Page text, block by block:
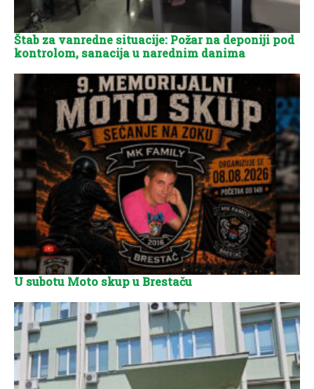
Štab za vanredne situacije: Požar na deponiji pod
kontrolom, sanacija u narednim danima
U subotu Moto skup u Brestaču